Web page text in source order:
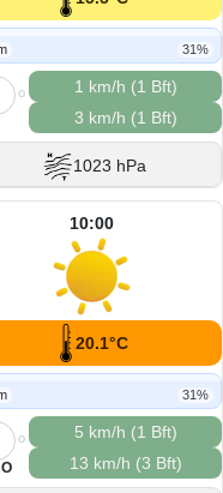
31%
O
1 km/h (1 Bft)
3 km/h (1 Bft)
1023 hPa
10:00
20.1°C
31%
O
5 km/h (1 Bft)
13 km/h (3 Bft)